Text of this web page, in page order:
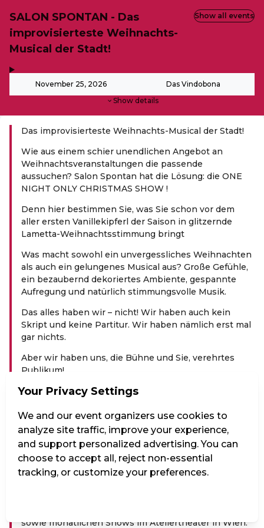
SALON SPONTAN - Das
improvisierteste Weihnachts-
Musical der Stadt!
November 25, 2026 Das Vindobona
Show details
Show all events
Das improvisierteste Weihnachts-Musical der Stadt!
Wie aus einem schier unendlichen Angebot an
Weihnachtsveranstaltungen die passende
aussuchen? Salon Spontan hat die Lösung: die ONE
NIGHT ONLY CHRISTMAS SHOW !
Denn hier bestimmen Sie, was Sie schon vor dem
aller ersten Vanillekipferl der Saison in glitzernde
Lametta-Weihnachtsstimmung bringt
Was macht sowohl ein unvergessliches Weihnachten
als auch ein gelungenes Musical aus? Große Gefühle,
ein bezaubernd dekoriertes Ambiente, gespannte
Aufregung und natürlich stimmungsvolle Musik.
Das alles haben wir – nicht! Wir haben auch kein
Skript und keine Partitur. Wir haben nämlich erst mal
gar nichts.
Aber wir haben uns, die Bühne und Sie, verehrtes
Publikum!
Und so erfinden wir einen noch nie dagewesenen,
Weihnachtswunder. Vielleicht wird’s zum Lachen,
vielleicht auch zum Weinen – mit Sicherheit aber das
weihnachtlichste Weihnachtsmusical der Stadt!
Salon Spontan improvisiert seit mehreren Jahren als
einziges Improvisationstheater Ensemble in
sowie monatlichen Shows im Ateliertheater in Wien.
Your Privacy Settings
We and our event organizers use cookies to
analyze site traffic, improve your experience,
and support personalized advertising. You can
choose to accept all, reject non-essential
tracking, or customize your preferences.